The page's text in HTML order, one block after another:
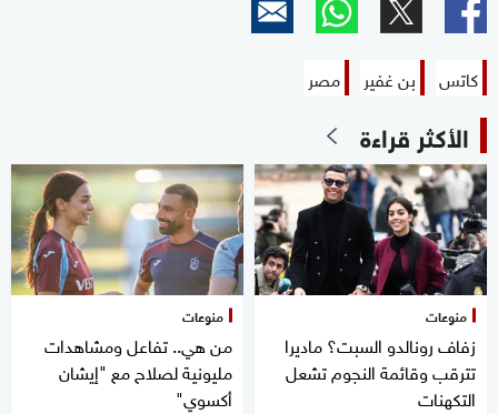
كاتس بن غفير مصر
الأكثر قراءة
منوعات
زفاف رونالدو السبت؟ ماديرا
تترقب وقائمة النجوم تشعل
التكهنات
منوعات
من هي.. تفاعل ومشاهدات
مليونية لصلاح مع "إيشان
أكسوي"